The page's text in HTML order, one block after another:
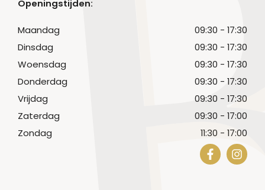
Openingstijden:
Maandag
09:30 - 17:30
Dinsdag
09:30 - 17:30
Woensdag
09:30 - 17:30
Donderdag
09:30 - 17:30
Vrijdag
09:30 - 17:30
Zaterdag
09:30 - 17:00
Zondag
11:30 - 17:00